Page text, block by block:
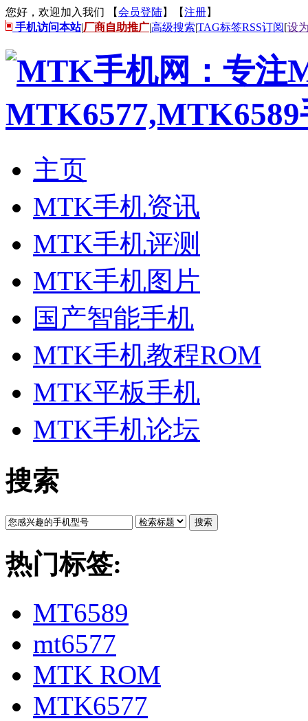
您好，欢迎加入我们 【会员登陆】【注册】
手机访问本站|厂商自助推广|高级搜索|TAG标签RSS订阅[设
主页
MTK手机资讯
MTK手机评测
MTK手机图片
国产智能手机
MTK手机教程ROM
MTK平板手机
MTK手机论坛
搜索
搜索
热门标签:
MT6589
mt6577
MTK ROM
MTK6577